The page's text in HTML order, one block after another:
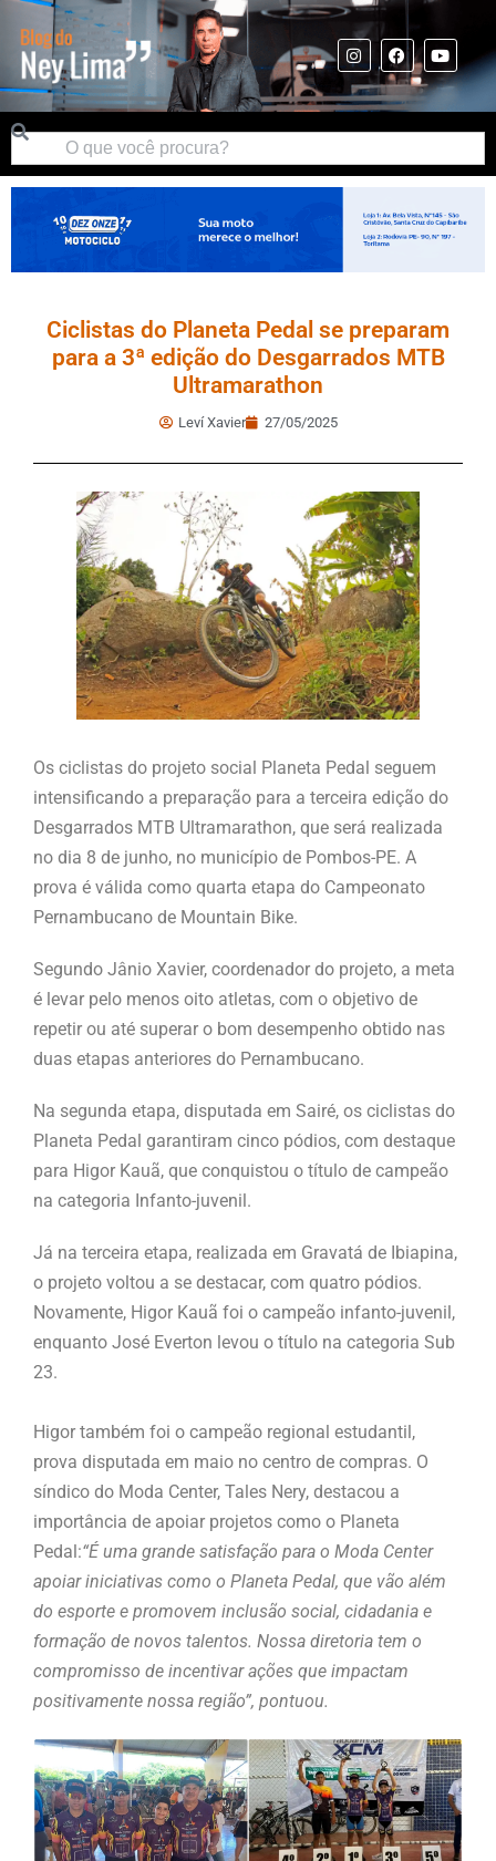
Ciclistas do Planeta Pedal se preparam
para a 3ª edição do Desgarrados MTB
Ultramarathon
Leví Xavier 27/05/2025
Os ciclistas do projeto social Planeta Pedal seguem
intensificando a preparação para a terceira edição do
Desgarrados MTB Ultramarathon, que será realizada
no dia 8 de junho, no município de Pombos-PE. A
prova é válida como quarta etapa do Campeonato
Pernambucano de Mountain Bike.
Segundo Jânio Xavier, coordenador do projeto, a meta
é levar pelo menos oito atletas, com o objetivo de
repetir ou até superar o bom desempenho obtido nas
duas etapas anteriores do Pernambucano.
Na segunda etapa, disputada em Sairé, os ciclistas do
Planeta Pedal garantiram cinco pódios, com destaque
para Higor Kauã, que conquistou o título de campeão
na categoria Infanto-juvenil.
Já na terceira etapa, realizada em Gravatá de Ibiapina,
o projeto voltou a se destacar, com quatro pódios.
Novamente, Higor Kauã foi o campeão infanto-juvenil,
enquanto José Everton levou o título na categoria Sub
23.
Higor também foi o campeão regional estudantil,
prova disputada em maio no centro de compras. O
síndico do Moda Center, Tales Nery, destacou a
importância de apoiar projetos como o Planeta
Pedal:“É uma grande satisfação para o Moda Center
apoiar iniciativas como o Planeta Pedal, que vão além
do esporte e promovem inclusão social, cidadania e
formação de novos talentos. Nossa diretoria tem o
compromisso de incentivar ações que impactam
positivamente nossa região”, pontuou.